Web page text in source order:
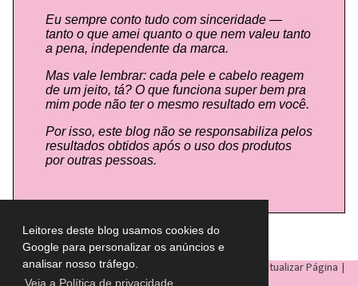
Leitores deste blog usamos cookies do
Google para personalizar os anúncios e
analisar nosso tráfego.
Veja a Política de privacidade
Eu sempre conto tudo com sinceridade —
tanto o que amei quanto o que nem valeu tanto
a pena, independente da marca.
Mas vale lembrar: cada pele e cabelo reagem
de um jeito, tá? O que funciona super bem pra
mim pode não ter o mesmo resultado em você.
Por isso, este blog não se responsabiliza pelos
resultados obtidos após o uso dos produtos
por outras pessoas.
LULU ON THE SKY - Todos os direitos reservados © | Atualizar Página